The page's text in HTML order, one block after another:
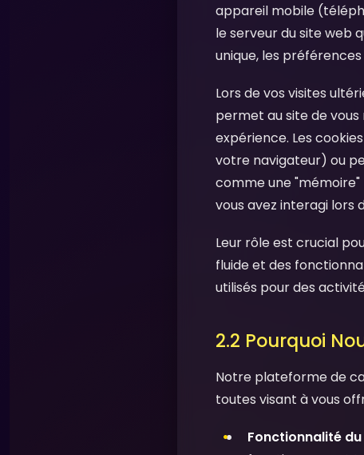
appareil mobile
le serveur du site web
unique, les
Lors de vos visites
permet au site de
expérience. Les
votre navigateur) ou
comme une
vous avez interagi lors
Leur rôle est crucial
fluide et des
utilisés pour des
2.2 Pourquoi
Notre plateforme de
toutes visant à vous
Fonctionnalité